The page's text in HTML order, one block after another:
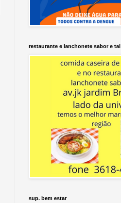
restaurante e lanchonete sabor e tal
sup. bem estar